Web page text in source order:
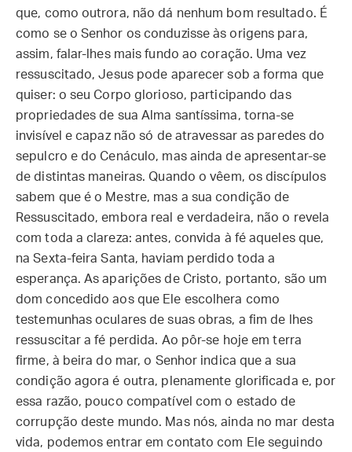
que, como outrora, não dá nenhum bom resultado. É
como se o Senhor os conduzisse às origens para,
assim, falar-lhes mais fundo ao coração. Uma vez
ressuscitado, Jesus pode aparecer sob a forma que
quiser: o seu Corpo glorioso, participando das
propriedades de sua Alma santíssima, torna-se
invisível e capaz não só de atravessar as paredes do
sepulcro e do Cenáculo, mas ainda de apresentar-se
de distintas maneiras. Quando o vêem, os discípulos
sabem que é o Mestre, mas a sua condição de
Ressuscitado, embora real e verdadeira, não o revela
com toda a clareza: antes, convida à fé aqueles que,
na Sexta-feira Santa, haviam perdido toda a
esperança. As aparições de Cristo, portanto, são um
dom concedido aos que Ele escolhera como
testemunhas oculares de suas obras, a fim de lhes
ressuscitar a fé perdida. Ao pôr-se hoje em terra
firme, à beira do mar, o Senhor indica que a sua
condição agora é outra, plenamente glorificada e, por
essa razão, pouco compatível com o estado de
corrupção deste mundo. Mas nós, ainda no mar desta
vida, podemos entrar em contato com Ele seguindo